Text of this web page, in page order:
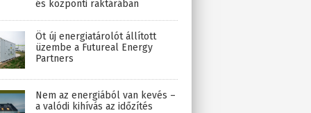
és központi raktárában
Öt új energiatárolót állított
üzembe a Futureal Energy
Partners
Nem az energiából van kevés –
a valódi kihívás az időzítés